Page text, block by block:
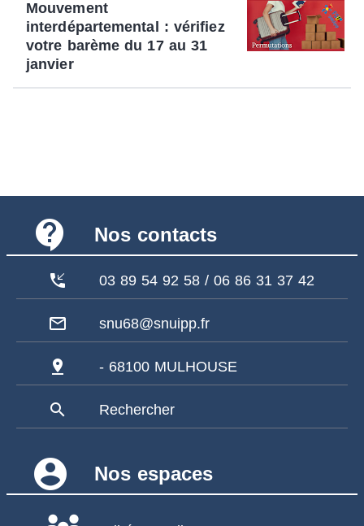
Mouvement
interdépartemental : vérifiez
votre barème du 17 au 31
janvier
contact_support Nos contacts
phone_callback 03 89 54 92 58 / 06 86 31 37 42
mail_outline snu68@snuipp.fr
pin_drop - 68100 MULHOUSE
search Rechercher
account_circle Nos espaces